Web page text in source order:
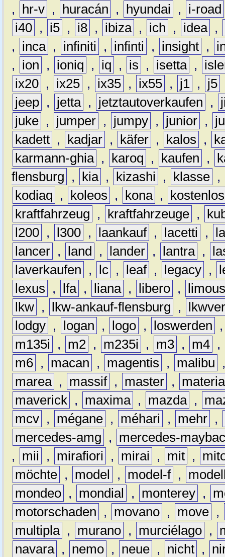
,
hr-v , huracán , hyundai ,
i-road
i40 , i5 , i8 , ibiza , ich , idea ,
,
inca , infiniti , infinti , insight ,
,
ion , ioniq , iq , is , isetta ,
ix20 , ix25 , ix35 , ix55 , j1 , j5
jeep , jetta , jetztautoverkaufen ,
juke , jumper , jumpy , junior ,
kadett , kadjar , käfer , kalos ,
karmann-ghia , karoq , kaufen ,
flensburg
, kia , kizashi , klasse ,
kodiaq
, koleos , kona ,
kostenlos
kraftfahrzeug
, kraftfahrzeuge ,
l200 , l300 , laankauf , lacetti ,
lancer , land , lander , lantra ,
laverkaufen
, lc , leaf , legacy ,
lexus
, lfa , liana , libero ,
lkw , lkw-ankauf-flensburg ,
lodgy , logan , logo , loswerden
m135i
, m2 , m235i , m3 , m4 ,
m6 , macan , magentis , malibu
marea , massif , master ,
materia
maverick , maxima , mazda ,
mcv , mégane , méhari , mehr ,
mercedes-amg
,
mercedes-
,
mii , mirafiori , mirai , mit ,
möchte , model , model-f ,
mondeo , mondial , monterey ,
motorschaden
, movano , move ,
multipla , murano , murciélago ,
navara , nemo , neue , nicht ,